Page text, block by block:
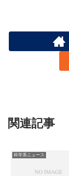
関連記事
科学系ニュース